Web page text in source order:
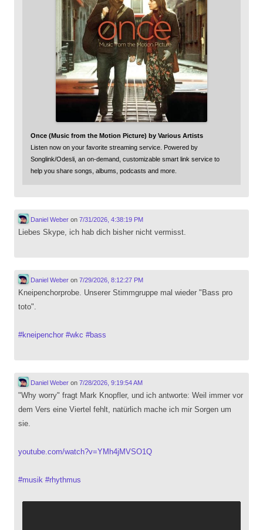
Once (Music from the Motion Picture) by Various Artists
Listen now on your favorite streaming service. Powered by
Songlink/Odesli, an on-demand, customizable smart link service to
help you share songs, albums, podcasts and more.
Daniel Weberon 7/31/2026, 4:38:19 PM
Liebes Skype, ich hab dich bisher nicht vermisst.
Daniel Weberon 7/29/2026, 8:12:27 PM
Kneipenchorprobe. Unserer Stimmgruppe mal wieder "Bass pro
toto".
#kneipenchor #wkc #bass
Daniel Weberon 7/28/2026, 9:19:54 AM
"Why worry" fragt Mark Knopfler, und ich antworte: Weil immer vor
dem Vers eine Viertel fehlt, natürlich mache ich mir Sorgen um
sie.
youtube.com/watch?v=YMh4jMVSO1Q
#musik #rhythmus